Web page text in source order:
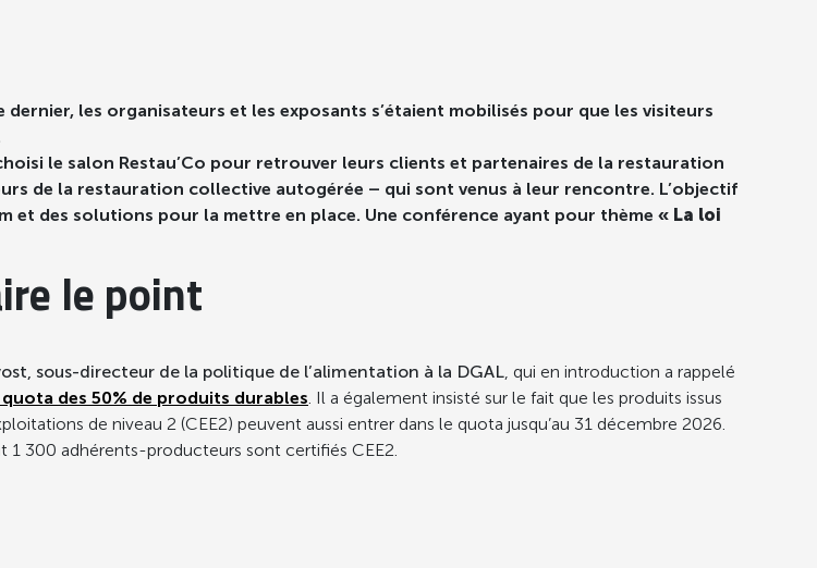
dernier, les organisateurs et les exposants s’étaient mobilisés pour que les visiteurs
le salon Restau’Co pour retrouver leurs clients et partenaires de la restauration
de la restauration collective autogérée – qui sont venus à leur rencontre. L’objectif
et des solutions pour la mettre en place. Une conférence ayant pour thème « La loi
le point
sous-directeur de la politique de l’alimentation à la DGAL , qui en introduction a rappelé
des 50% de produits durables . Il a également insisté sur le fait que les produits issus
de niveau 2 (CEE2) peuvent aussi entrer dans le quota jusqu’au 31 décembre 2026.
300 adhérents-producteurs sont certifiés CEE2.